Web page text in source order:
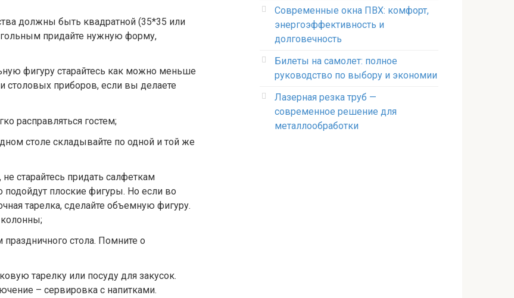
должны быть квадратной (35*35 или
придайте нужную форму,
фигуру старайтесь как можно меньше
столовых приборов, если вы делаете
расправляться гостем;
столе складывайте по одной и той же
старайтесь придать салфеткам
плоские фигуры. Но если во
тарелка, сделайте объемную фигуру.
стола. Помните о
тарелку или посуду для закусок.
– сервировка с напитками.
Современные окна ПВХ: комфорт,
энергоэффективность и
долговечность
Билеты на самолет: полное
руководство по выбору и экономии
Лазерная резка труб —
современное решение для
металлообработки